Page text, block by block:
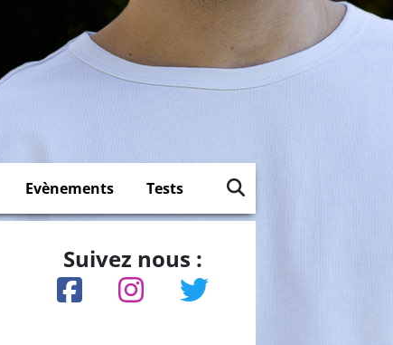
Evènements Tests
Suivez nous :